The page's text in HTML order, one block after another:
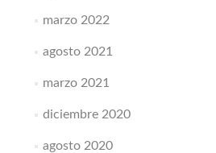
marzo 2022
agosto 2021
marzo 2021
diciembre 2020
agosto 2020